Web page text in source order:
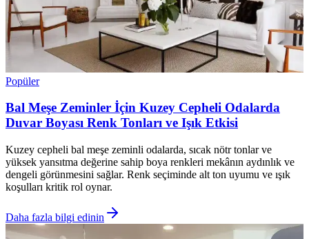
Popüler
Bal Meşe Zeminler İçin Kuzey Cepheli Odalarda
Duvar Boyası Renk Tonları ve Işık Etkisi
Kuzey cepheli bal meşe zeminli odalarda, sıcak nötr tonlar ve
yüksek yansıtma değerine sahip boya renkleri mekânın aydınlık ve
dengeli görünmesini sağlar. Renk seçiminde alt ton uyumu ve ışık
koşulları kritik rol oynar.
Daha fazla bilgi edinin